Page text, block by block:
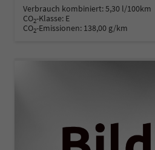
Verbrauch kombiniert:5,30 l/100km
CO2-Klasse: E
CO2-Emissionen: 138,00 g/km